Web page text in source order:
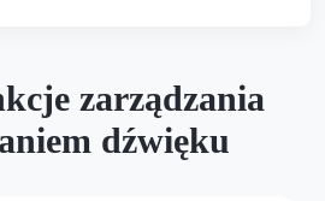
zarządzania
dźwięku